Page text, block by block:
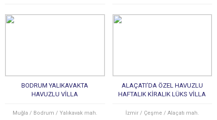
BODRUM YALIKAVAKTA
HAVUZLU VİLLA
Muğla / Bodrum / Yalıkavak mah.
ALAÇATI’DA ÖZEL HAVUZLU
HAFTALIK KİRALIK LÜKS VİLLA
İzmir / Çeşme / Alaçatı mah.